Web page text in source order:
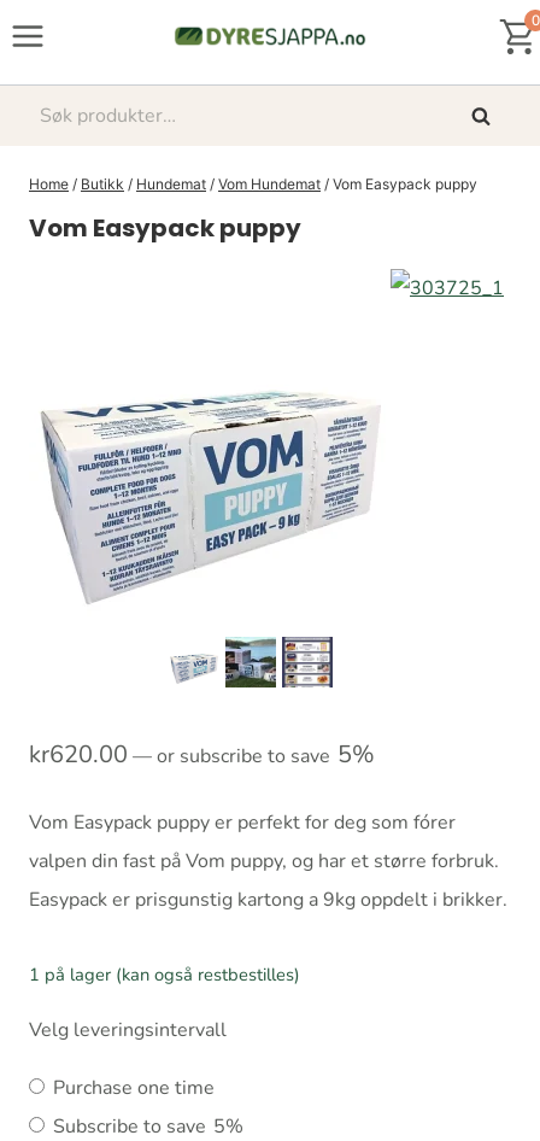
0
Søk
Søk
Home / Butikk / Hundemat / Vom Hundemat / Vom Easypack puppy
Vom Easypack puppy
kr620.00 —or subscribe to save 5%
Vom Easypack puppy er perfekt for deg som fórer
valpen din fast på Vom puppy, og har et større forbruk.
Easypack er prisgunstig kartong a 9kg oppdelt i brikker.
1 på lager (kan også restbestilles)
Velg leveringsintervall
Choose
purchase
Purchase one time
Subscribe to save 5%